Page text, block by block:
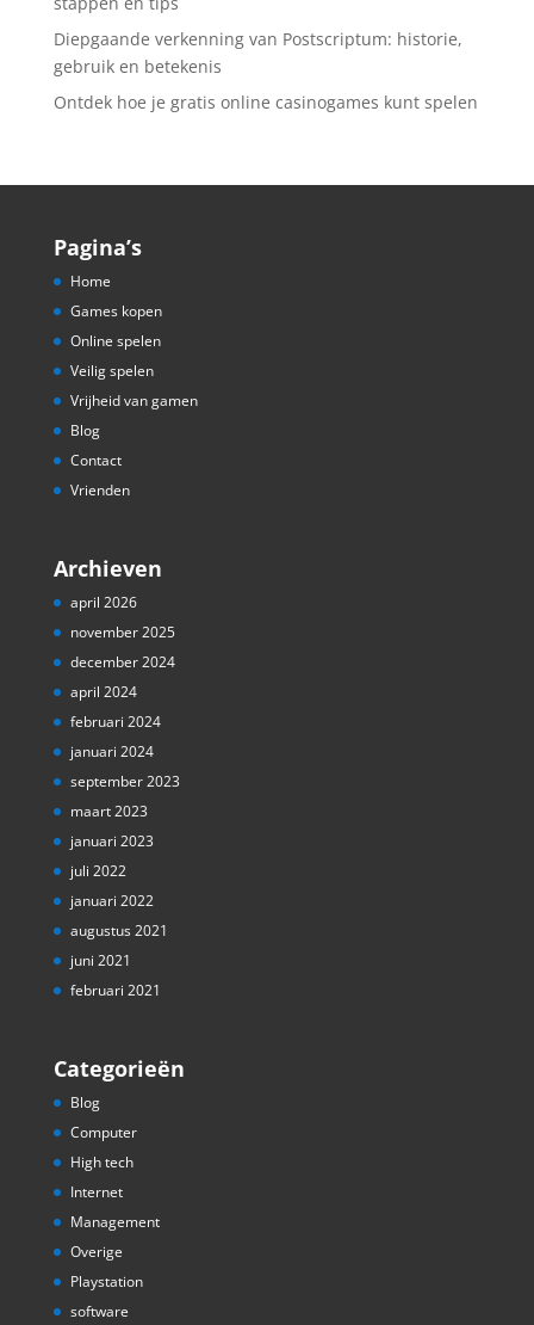
Diepgaande verkenning van Postscriptum: historie,
gebruik en betekenis
Ontdek hoe je gratis online casinogames kunt spelen
Pagina’s
Home
Games kopen
Online spelen
Veilig spelen
Vrijheid van gamen
Blog
Contact
Vrienden
Archieven
april 2026
november 2025
december 2024
april 2024
februari 2024
januari 2024
september 2023
maart 2023
januari 2023
juli 2022
januari 2022
augustus 2021
juni 2021
februari 2021
Categorieën
Blog
Computer
High tech
Internet
Management
Overige
Playstation
software